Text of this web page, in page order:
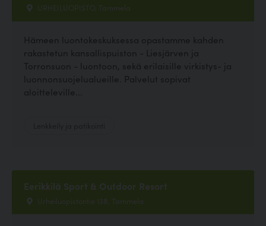
URHEILUOPISTO, Tammela
Hämeen luontokeskuksessa opastamme kahden
rakastetun kansallispuiston - Liesjärven ja
Torronsuon - luontoon, sekä erilaisille virkistys- ja
luonnonsuojelualueille. Palvelut sopivat
aloitteleville...
Eerikkilä Sport & Outdoor Resort
Urheiluopistontie 138, Tammela